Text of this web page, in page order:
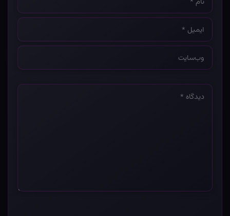
*
ایمیل
*
وب‌سایت
*
دیدگاه